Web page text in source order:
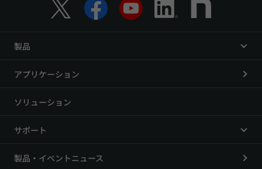
製品
アプリケーション
ソリューション
サポート
製品・イベントニュース